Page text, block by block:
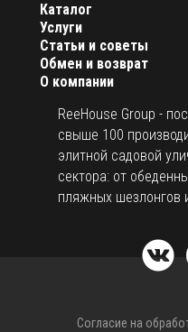
О компании
ReeHouse Group -
свыше 100
элитной садовой
сектора: от
пляжных шезлонгов
Каталог
Услуги
Статьи и советы
Обмен и возврат
Согласие на